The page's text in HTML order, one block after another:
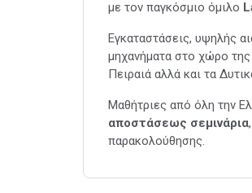
με τον παγκόσμιο όμιλο
Εγκαταστάσεις, υψηλής
μηχανήματα στο χώρο
Πειραιά αλλά και τα
Μαθήτριες από όλη την
αποστάσεως σεμινάρια
παρακολούθησης.